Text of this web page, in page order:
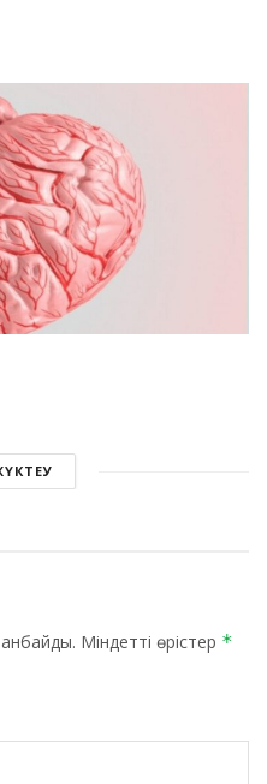
Міндетті өрістер *